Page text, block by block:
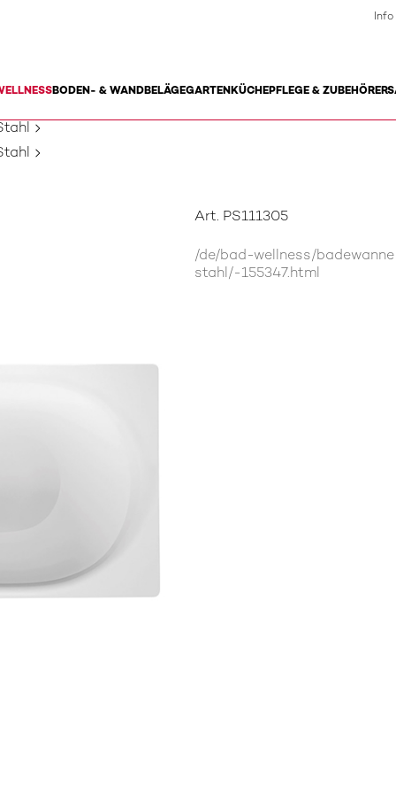
BODEN- & WANDBELÄGEGARTENKÜCHEPFLEGE & ZUBEHÖR
Info
Art. PS111305
/de/bad-wellness/
stahl/-155347.html